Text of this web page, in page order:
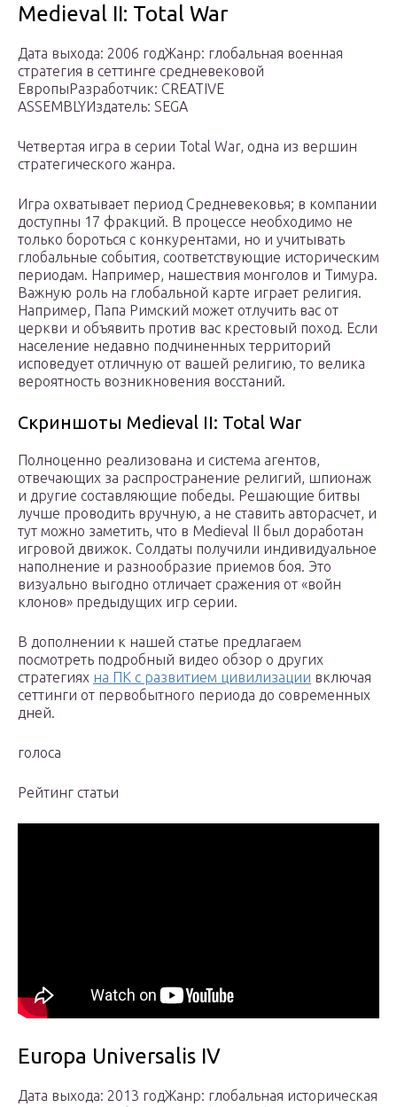
Medieval II: Total War
Дата выхода: 2006 годЖанр: глобальная военная
стратегия в сеттинге средневековой
ЕвропыРазработчик: CREATIVE
ASSEMBLYИздатель: SEGA
Четвертая игра в серии Total War, одна из вершин
стратегического жанра.
Игра охватывает период Средневековья; в компании
доступны 17 фракций. В процессе необходимо не
только бороться с конкурентами, но и учитывать
глобальные события, соответствующие историческим
периодам. Например, нашествия монголов и Тимура.
Важную роль на глобальной карте играет религия.
Например, Папа Римский может отлучить вас от
церкви и объявить против вас крестовый поход. Если
население недавно подчиненных территорий
исповедует отличную от вашей религию, то велика
вероятность возникновения восстаний.
Скриншоты Medieval II: Total War
Полноценно реализована и система агентов,
отвечающих за распространение религий, шпионаж
и другие составляющие победы. Решающие битвы
лучше проводить вручную, а не ставить авторасчет, и
тут можно заметить, что в Medieval II был доработан
игровой движок. Солдаты получили индивидуальное
наполнение и разнообразие приемов боя. Это
визуально выгодно отличает сражения от «войн
клонов» предыдущих игр серии.
В дополнении к нашей статье предлагаем
посмотреть подробный видео обзор о других
стратегиях на ПК с развитием цивилизации включая
сеттинги от первобытного периода до современных
дней.
голоса
Рейтинг статьи
Europa Universalis IV
Дата выхода: 2013 годЖанр: глобальная историческая